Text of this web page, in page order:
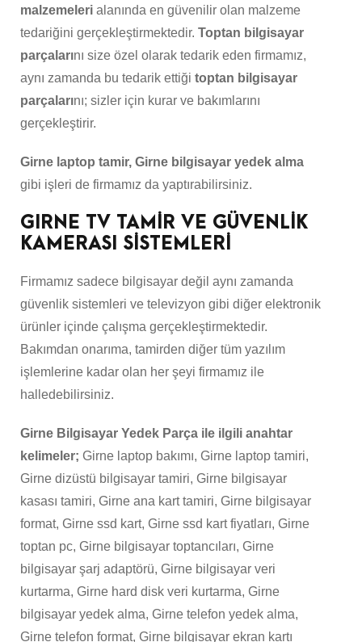
malzemeleri alanında en güvenilir olan malzeme
tedariğini gerçekleştirmektedir. Toptan bilgisayar
parçalarını size özel olarak tedarik eden firmamız,
aynı zamanda bu tedarik ettiği toptan bilgisayar
parçalarını; sizler için kurar ve bakımlarını
gerçekleştirir.
Girne laptop tamir, Girne bilgisayar yedek alma
gibi işleri de firmamız da yaptırabilirsiniz.
GIRNE TV TAMİR VE GÜVENLİK
KAMERASI SİSTEMLERİ
Firmamız sadece bilgisayar değil aynı zamanda
güvenlik sistemleri ve televizyon gibi diğer elektronik
ürünler içinde çalışma gerçekleştirmektedir.
Bakımdan onarıma, tamirden diğer tüm yazılım
işlemlerine kadar olan her şeyi firmamız ile
halledebilirsiniz.
Girne Bilgisayar Yedek Parça ile ilgili anahtar
kelimeler; Girne laptop bakımı, Girne laptop tamiri,
Girne dizüstü bilgisayar tamiri, Girne bilgisayar
kasası tamiri, Girne ana kart tamiri, Girne bilgisayar
format, Girne ssd kart, Girne ssd kart fiyatları, Girne
toptan pc, Girne bilgisayar toptancıları, Girne
bilgisayar şarj adaptörü, Girne bilgisayar veri
kurtarma, Girne hard disk veri kurtarma, Girne
bilgisayar yedek alma, Girne telefon yedek alma,
Girne telefon format, Girne bilgisayar ekran kartı